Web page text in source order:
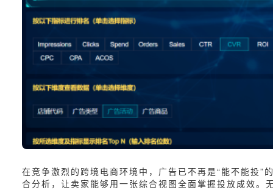
在竞争激烈的跨境电商环境中，广告已不再是“能不能投
合分析，让卖家能够用一张综合视图全面掌握投放成效